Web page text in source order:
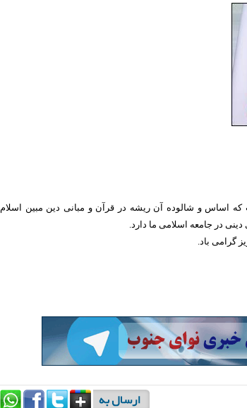
که اساس و شالوده آن ریشه در قرآن و مبانی دین مبین اسلام
در جامعه اسلامی ما دارد.
گرامی باد.